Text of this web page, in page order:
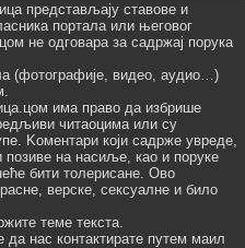
представљају ставове и
портала или његовог
не одговара за садржај порука
(фотографије, видео, аудио…)
има право да избрише
читаоцима или су
Kоментари који садрже увреде,
на насиље, као и поруке
бити толерисане. Ово
верске, сексуалне и било
теме текста.
нас контактирате путем маил